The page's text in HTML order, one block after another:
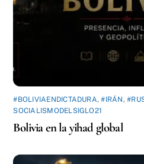
#BOLIVIAENDICTADURA,#IRÁN,
SOCIALISMODELSIGLO21
Bolivia en la yihad global